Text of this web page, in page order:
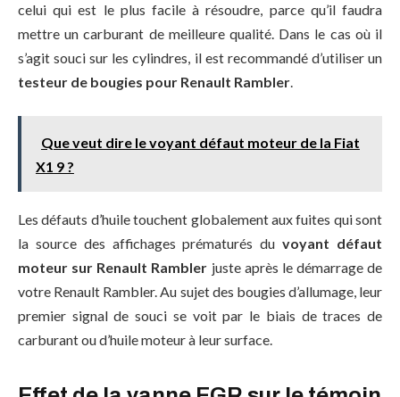
celui qui est le plus facile à résoudre, parce qu’il faudra
mettre un carburant de meilleure qualité. Dans le cas où il
s’agit souci sur les cylindres, il est recommandé d’utiliser un
testeur de bougies pour Renault Rambler.
Que veut dire le voyant défaut moteur de la Fiat
X1 9 ?
Les défauts d’huile touchent globalement aux fuites qui sont
la source des affichages prématurés duvoyant défaut
moteur sur Renault Rambler juste après le démarrage de
votre Renault Rambler. Au sujet des bougies d’allumage, leur
premier signal de souci se voit par le biais de traces de
carburant ou d’huile moteur à leur surface.